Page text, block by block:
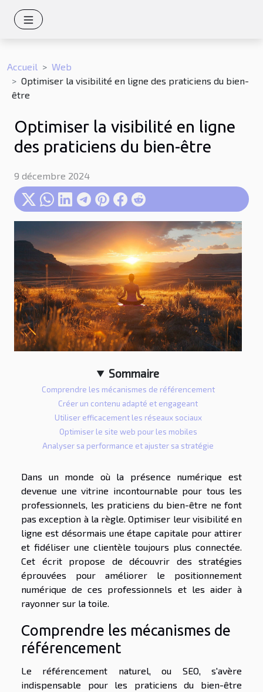
Accueil
Web
Optimiser la visibilité en ligne des praticiens du bien-
être
Optimiser la visibilité en ligne
des praticiens du bien-être
9 décembre 2024
Sommaire
Comprendre les mécanismes de référencement
Créer un contenu adapté et engageant
Utiliser efficacement les réseaux sociaux
Optimiser le site web pour les mobiles
Analyser sa performance et ajuster sa stratégie
Dans un monde où la présence numérique est
devenue une vitrine incontournable pour tous les
professionnels, les praticiens du bien-être ne font
pas exception à la règle. Optimiser leur visibilité en
ligne est désormais une étape capitale pour attirer
et fidéliser une clientèle toujours plus connectée.
Cet écrit propose de découvrir des stratégies
éprouvées pour améliorer le positionnement
numérique de ces professionnels et les aider à
rayonner sur la toile.
Comprendre les mécanismes de
référencement
Le référencement naturel, ou SEO, s'avère
indispensable pour les praticiens du bien-être